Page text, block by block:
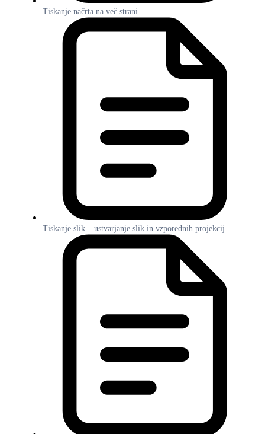
Tiskanje načrta na več strani
Tiskanje slik – ustvarjanje slik in vzporednih projekcij.